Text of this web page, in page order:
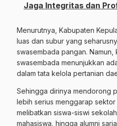
Jaga Integritas dan
Menurutnya, Kabupaten
luas dan subur yang
swasembada pangan.
swasembada menunjukkan
dalam tata kelola pertanian
Sehingga dirinya mendorong
lebih serius menggarap
melibatkan siswa-siswi
mahasiswa, hingga alumni